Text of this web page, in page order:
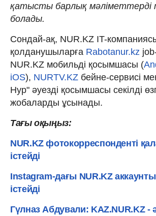
қатысты барлық мәліметтерді
болады.
Сондай-ақ, NUR.KZ IT-
қолданушыларға Rabotanur.kz
NUR.KZ мобильді қосымшасы (
iOS), NURTV.KZ бейне-сервисі
Нур" әуезді қосымшасы секілді
жобаларды ұсынады.
Тағы оқыңыз:
NUR.KZ фотокорреспонденті
істейді
Instagram-дағы NUR.KZ
істейді
Гүлназ Абдували: KAZ.NUR.KZ -